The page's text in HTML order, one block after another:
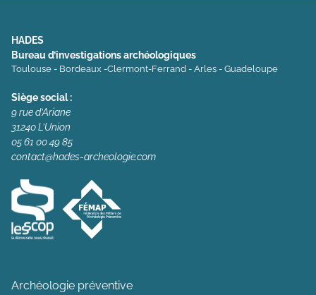
HADES
Bureau d’investigations archéologiques
Toulouse - Bordeaux -Clermont-Ferrand - Arles - Guadeloupe
Siège social :
9 rue d’Ariane
31240 L’Union
05 61 00 49 85
contact@hades-archeologie.com
Archéologie préventive